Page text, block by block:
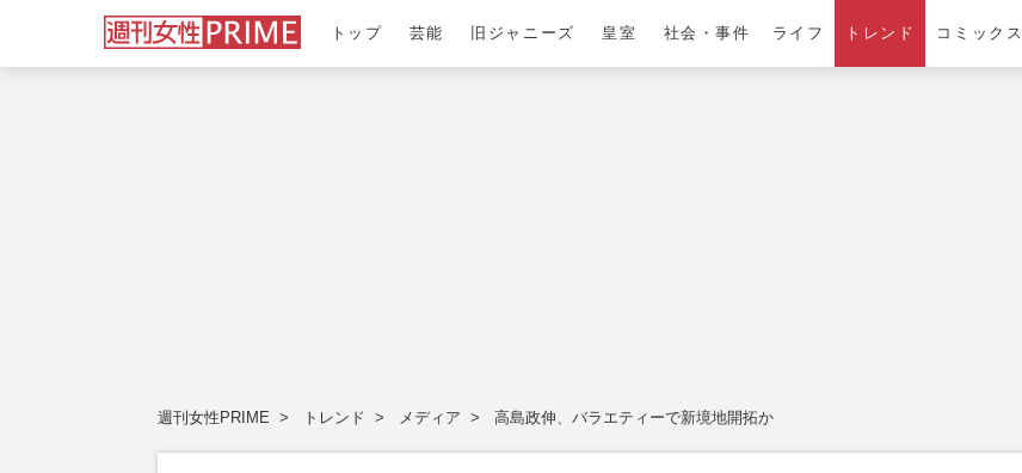
トップ 芸能 旧ジャニーズ 皇室 社会・事件 ライフ トレンド コミックス
週刊女性PRIME トレンド メディア 高島政伸、バラエティーで新境地開拓か